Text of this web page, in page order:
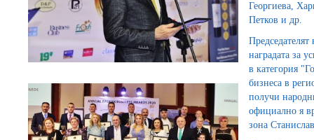
Георгиева,
Петков и др.
наградата за
в категория
бизнеса в
получи
официално я
зона